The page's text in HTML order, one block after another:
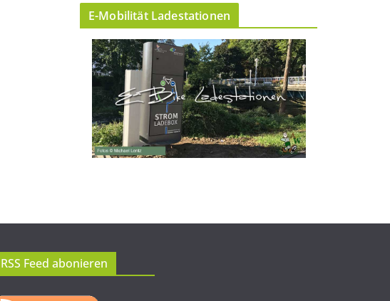
E-Mobilität Ladestationen
RSS Feed abonieren